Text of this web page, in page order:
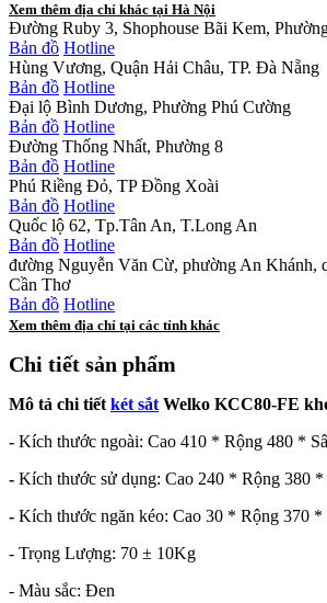
Xem thêm địa chỉ khác tại Hà Nội
Đường Ruby 3, Shophouse Bãi Kem,
Bản đồ Hotline
Hùng Vương, Quận Hải Châu, TP. Đà Nẵng
Bản đồ Hotline
Đại lộ Bình Dương, Phường Phú Cường
Bản đồ Hotline
Đường Thống Nhất, Phường 8
Bản đồ Hotline
Phú Riềng Đỏ, TP Đồng Xoài
Bản đồ Hotline
Quốc lộ 62, Tp.Tân An, T.Long An
Bản đồ Hotline
đường Nguyễn Văn Cừ, phường An Khánh,
Cần Thơ
Bản đồ Hotline
Xem thêm địa chỉ tại các tỉnh khác
Chi tiết sản phẩm
Mô tả chi tiếtkét sắt Welko KCC80-FE
- Kích thước ngoài: Cao 410 * Rộng 480 *
- Kích thước sử dụng: Cao 240 * Rộng 380 *
- Kích thước ngăn kéo: Cao 30 * Rộng 370 *
- Trọng Lượng: 70 ± 10Kg
- Màu sắc: Đen